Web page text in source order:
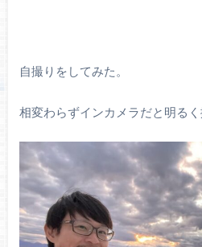
自撮りをしてみた。
相変わらずインカメラだと明るく